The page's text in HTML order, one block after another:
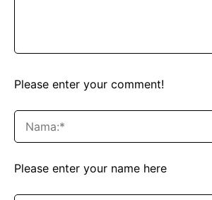
Please enter your comment!
Please enter your name here